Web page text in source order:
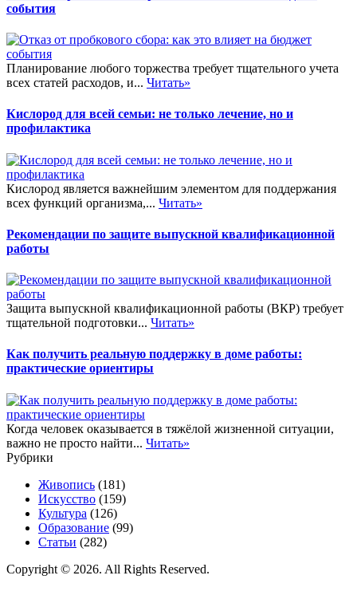
события
Планирование любого торжества требует тщательного учета
всех статей расходов, и... Читать»
Кислород для всей семьи: не только лечение, но и
профилактика
Кислород является важнейшим элементом для поддержания
всех функций организма,... Читать»
Рекомендации по защите выпускной квалификационной
работы
Защита выпускной квалификационной работы (ВКР) требует
тщательной подготовки... Читать»
Как получить реальную поддержку в доме работы:
практические ориентиры
Когда человек оказывается в тяжёлой жизненной ситуации,
важно не просто найти... Читать»
Рубрики
Живопись (181)
Искусство (159)
Культура (126)
Образование (99)
Статьи (282)
Copyright © 2026. All Rights Reserved.